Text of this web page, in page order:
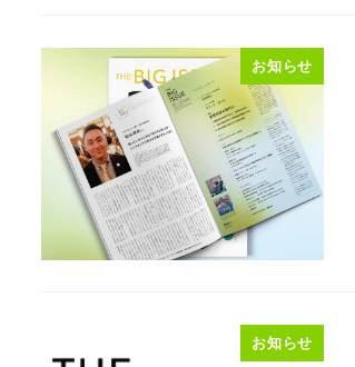
お知らせ
お知らせ